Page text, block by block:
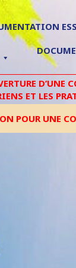
D’UNE
ET LES
POUR UNE